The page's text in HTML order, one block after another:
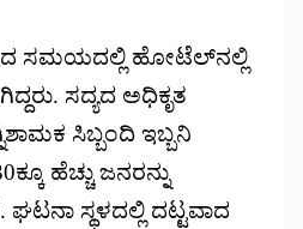
ಸಮಯದಲ್ಲಿ ಹೋಟೆಲ್‌ನಲ್ಲಿ
ಸದ್ಯದ ಅಧಿಕೃತ
ಸಿಬ್ಬಂದಿ ಇಬ್ಬನಿ
ಹೆಚ್ಚು ಜನರನ್ನು
ಘಟನಾ ಸ್ಥಳದಲ್ಲಿ ದಟ್ಟವಾದ